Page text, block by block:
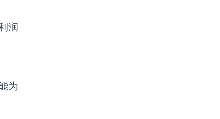
润
为